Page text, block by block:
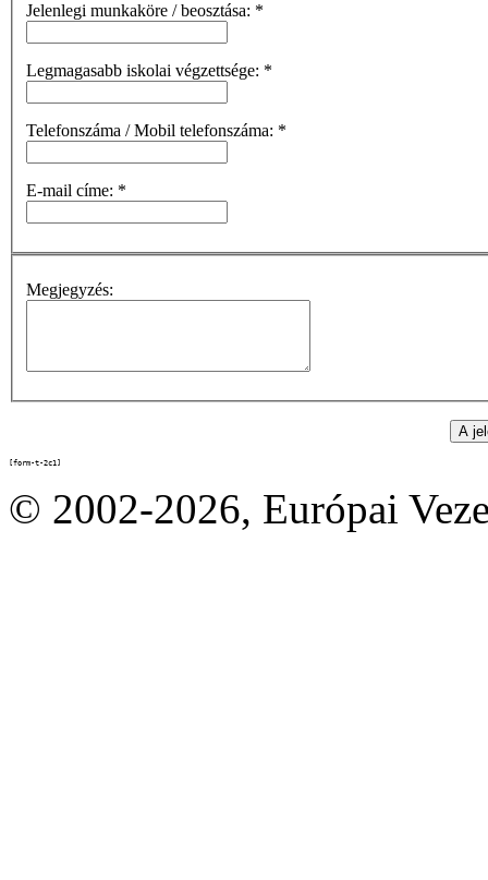
Jelenlegi munkaköre / beosztása: *
Legmagasabb iskolai végzettsége: *
Telefonszáma / Mobil telefonszáma: *
E-mail címe: *
Megjegyzés:
[form-t-2c1]
© 2002-2026, Európai